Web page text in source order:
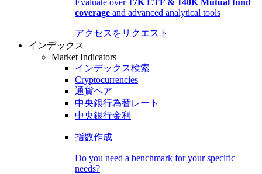
Evaluate over 17K ETF & 140K Mutual fund
coverage and advanced analytical tools
アクセスをリクエスト
インデックス
Market Indicators
インデックス検索
Cryptocurrencies
通貨ペア
中央銀行為替レート
中央銀行金利
指数作成
Do you need a benchmark for your specific
needs?